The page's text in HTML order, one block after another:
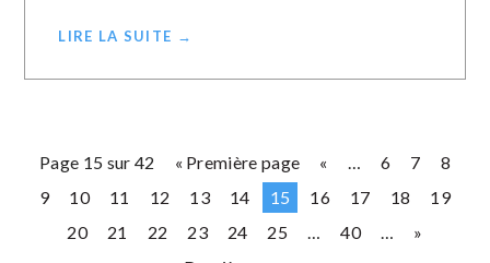
LIRE LA SUITE →
Page 15 sur 42 « Première page « … 6 7
8
9
10 11 12 13 14 15 16 17 18
19
20
21 22 23 24 25 … 40 …
»